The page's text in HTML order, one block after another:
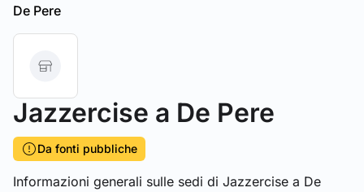
De Pere
Jazzercise a De Pere
Da fonti pubbliche
Informazioni generali sulle sedi di Jazzercise a De